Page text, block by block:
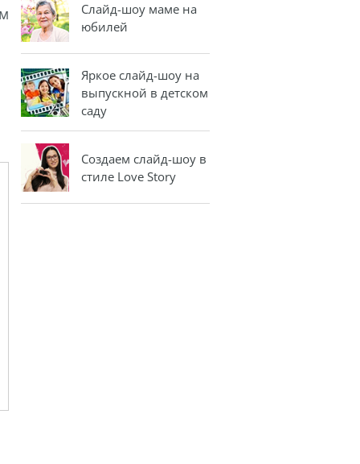
Слайд-шоу маме на
юбилей
Яркое слайд-шоу на
выпускной в детском
саду
Создаем слайд-шоу в
стиле Love Story